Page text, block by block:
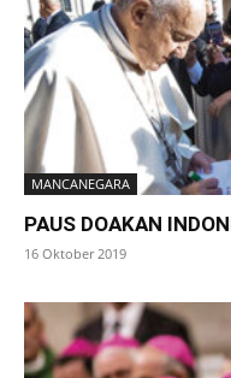
MANCANEGARA
PAUS DOAKAN
16 Oktober 2019